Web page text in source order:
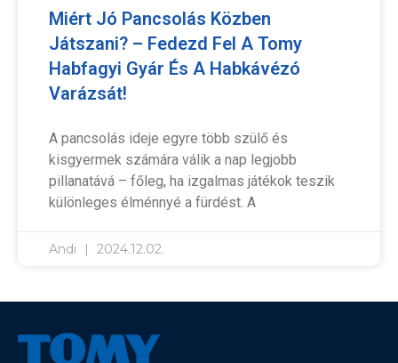
Miért Jó Pancsolás Közben
Játszani? – Fedezd Fel A Tomy
Habfagyi Gyár És A Habkávézó
Varázsát!
A pancsolás ideje egyre több szülő és
kisgyermek számára válik a nap legjobb
pillanatává – főleg, ha izgalmas játékok teszik
különleges élménnyé a fürdést. A
Andi 2024.12.02.